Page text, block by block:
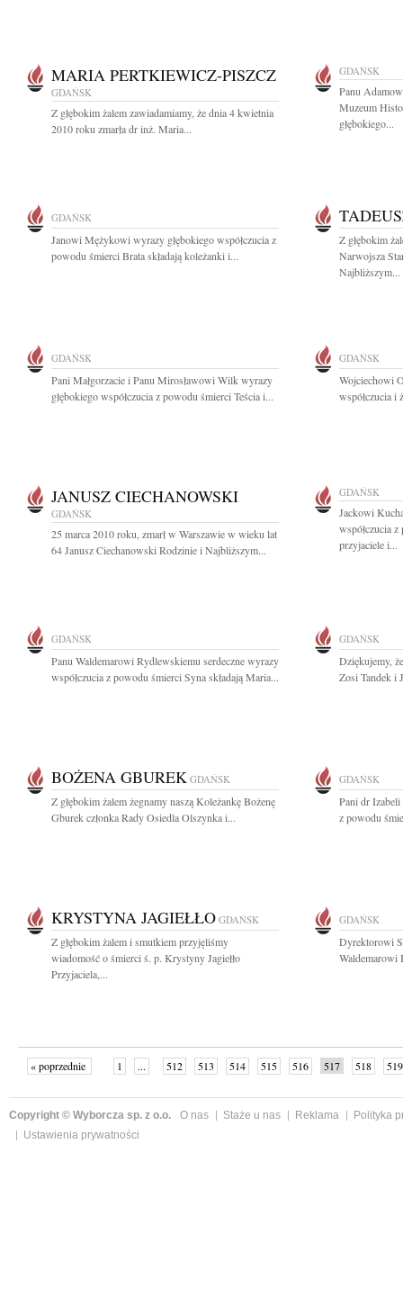
MARIA PERTKIEWICZ-PISZCZ
GDAŃSK
Z głębokim żalem zawiadamiamy, że dnia 4 kwietnia
2010 roku zmarła dr inż. Maria...
GDAŃSK
Panu
Muzeum
głębokiego...
GDAŃSK
Janowi Mężykowi wyrazy głębokiego współczucia z
powodu śmierci Brata składają koleżanki i...
Z głębokim
Narwojsza
Najbliższym...
GDAŃSK
Pani Małgorzacie i Panu Mirosławowi Wilk wyrazy
głębokiego współczucia z powodu śmierci Teścia i...
GDAŃSK
Wojciechowi
współczucia i
JANUSZ CIECHANOWSKI
GDAŃSK
25 marca 2010 roku, zmarł w Warszawie w wieku lat
64 Janusz Ciechanowski Rodzinie i Najbliższym...
GDAŃSK
Jackowi
współczucia
przyjaciele i...
GDAŃSK
Panu Waldemarowi Rydlewskiemu serdeczne wyrazy
współczucia z powodu śmierci Syna składają Maria...
GDAŃSK
Dziękujemy,
Zosi Tandek i
BOŻENA GBUREK GDAŃSK
Z głębokim żalem żegnamy naszą Koleżankę Bożenę
Gburek członka Rady Osiedla Olszynka i...
GDAŃSK
Pani dr
z powodu
KRYSTYNA JAGIEŁŁO GDAŃSK
Z głębokim żalem i smutkiem przyjęliśmy
wiadomość o śmierci ś. p. Krystyny Jagiełło
Przyjaciela,...
GDAŃSK
Dyrektorowi
Waldemarowi
« poprzednie 1 ... 512 513 514 515 516 517 518
519
Copyright © Wyborcza sp. z o.o. O nas Staże u nas Reklama
Polityka
Ustawienia prywatności